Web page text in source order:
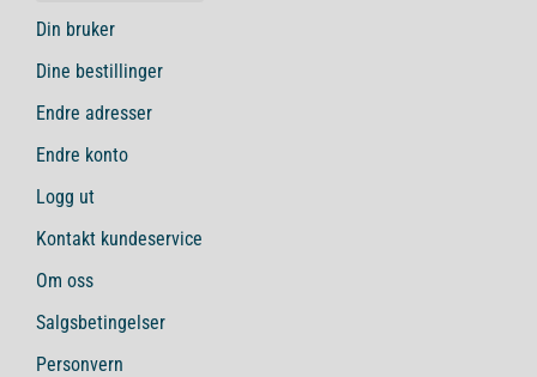
Din bruker
Dine bestillinger
Endre adresser
Endre konto
Logg ut
Kontakt kundeservice
Om oss
Salgsbetingelser
Personvern